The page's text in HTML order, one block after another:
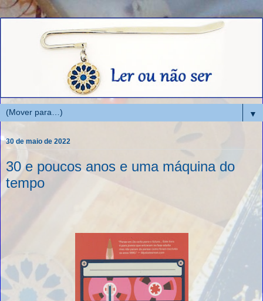
▼
30 de maio de 2022
30 e poucos anos e uma máquina do
tempo